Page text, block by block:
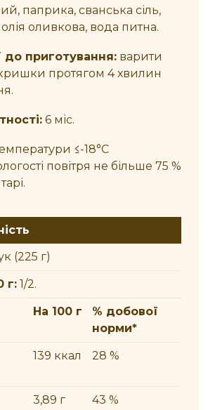
паприка, сванська сіль,
оливкова, вода питна.
до приготування: варити
кришки протягом 4 хвилин
6 міс.
≤-18°С
повітря не більше 75 %
(225 г)
г: 1/2.
На 100 г
% добової
норми*
139 ккал 28 %
3,89 г 43 %